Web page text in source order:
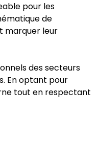
pour les
de
marquer leur
des secteurs
En optant pour
tout en respectant